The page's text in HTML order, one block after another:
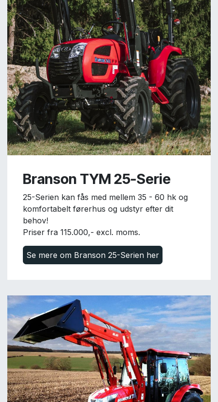
Branson TYM 25-Serie
25-Serien kan fås med mellem 35 - 60 hk og
komfortabelt førerhus og udstyr efter dit
behov!
Priser fra 115.000,- excl. moms.
Se mere om Branson 25-Serien her